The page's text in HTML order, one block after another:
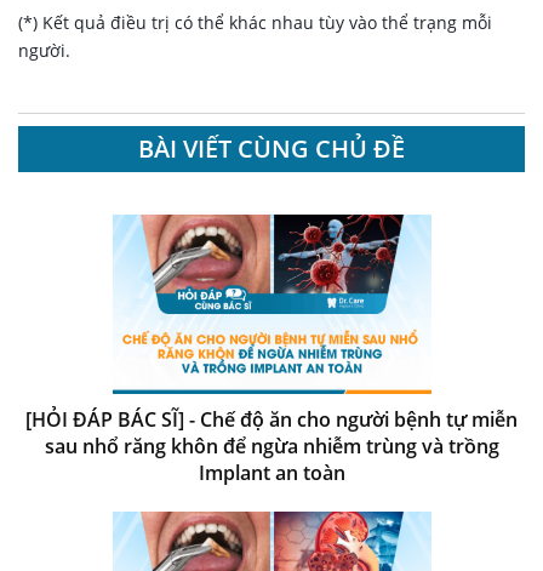
(*) Kết quả điều trị có thể khác nhau tùy vào thể trạng mỗi
người.
BÀI VIẾT CÙNG CHỦ ĐỀ
[HỎI ĐÁP BÁC SĨ] - Chế độ ăn cho người bệnh tự miễn
sau nhổ răng khôn để ngừa nhiễm trùng và trồng
Implant an toàn